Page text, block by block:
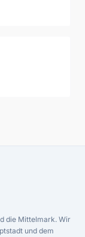
die Mittelmark. Wir
und dem